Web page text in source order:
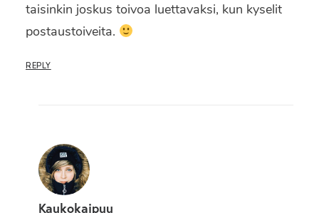
taisinkin joskus toivoa luettavaksi, kun kyselit
postaustoiveita.
REPLY
Kaukokaipuu